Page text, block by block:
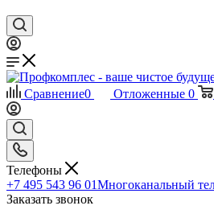
Сравнение0 Отложенные 0
Телефоны
+7 495 543 96 01Многоканальный
Заказать звонок